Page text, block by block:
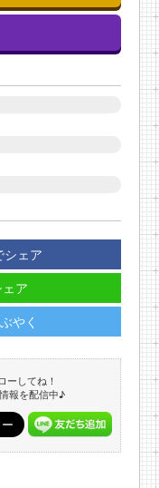
シェア
ア
やく
ーしてね！
報を配信中♪